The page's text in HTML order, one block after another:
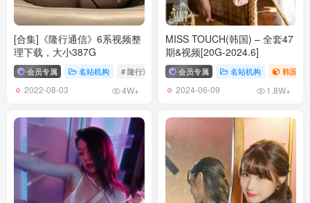
[合集]《隆行通信》6系视频整
理下载，大小387G
会员专属 名站机构 # 隆行通信
2022-08-03 4W+
MISS TOUCH(韩国) – 全套47
期&视频[20G-2024.6]
会员专属 名站机构 韩国（
2024-06-09 1.8W+